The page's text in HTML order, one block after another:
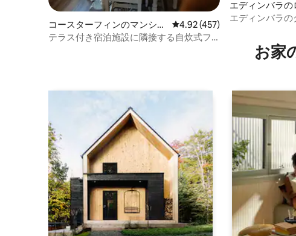
コースターフィンのマンショ
ン・アパート
レビュー457件、5つ星中4.92
4.92 (457)
テラス付き宿泊施設に隣接する自炊式フ
エディンバラの
エディンバラ
お家